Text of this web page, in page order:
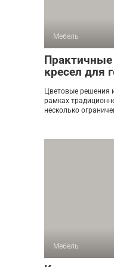
Мебель
кресел для
Цветовые решения
рамках
несколько
Мебель